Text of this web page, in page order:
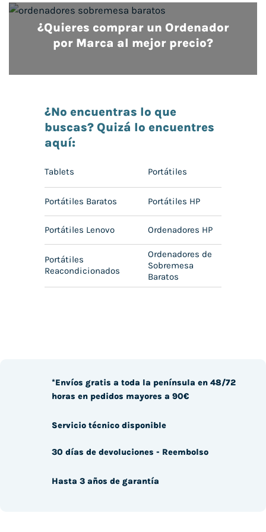
¿Quieres comprar un Ordenador
por Marca al mejor precio?
¿No encuentras lo que
buscas? Quizá lo encuentres
aquí:
Tablets Portátiles
Portátiles Baratos Portátiles HP
Portátiles Lenovo Ordenadores HP
Portátiles
Reacondicionados
Ordenadores de
Sobremesa
Baratos
*Envíos gratis a toda la península en 48/72
horas en pedidos mayores a 90€
Servicio técnico disponible
30 días de devoluciones - Reembolso
Hasta 3 años de garantía